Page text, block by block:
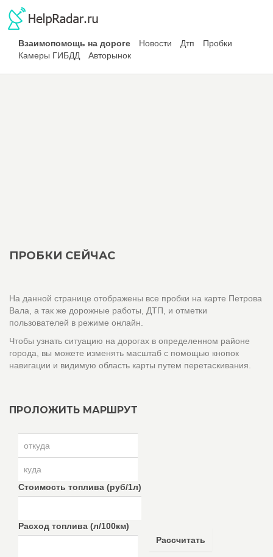
Взаимопомощь на дороге Новости Дтп
Пробки
Камеры ГИБДД
Авторынок
ПРОБКИ СЕЙЧАС
На данной странице отображены все пробки на карте Петрова
Вала, а так же дорожные работы, ДТП, и отметки
пользователей в режиме онлайн.
Чтобы узнать ситуацию на дорогах в определенном районе
города, вы можете изменять масштаб с помощью кнопок
навигации и видимую область карты путем перетаскивания.
ПРОЛОЖИТЬ МАРШРУТ
Стоимость топлива (руб/1л)
Расход топлива (л/100км)
Рассчитать